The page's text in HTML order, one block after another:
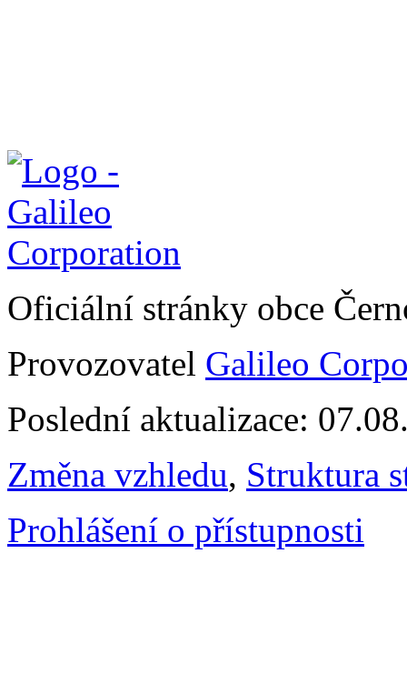
Oficiální stránky obce
Provozovatel Galileo
Poslední aktualizace:
Změna vzhledu, Struktura
Prohlášení o přístupnosti